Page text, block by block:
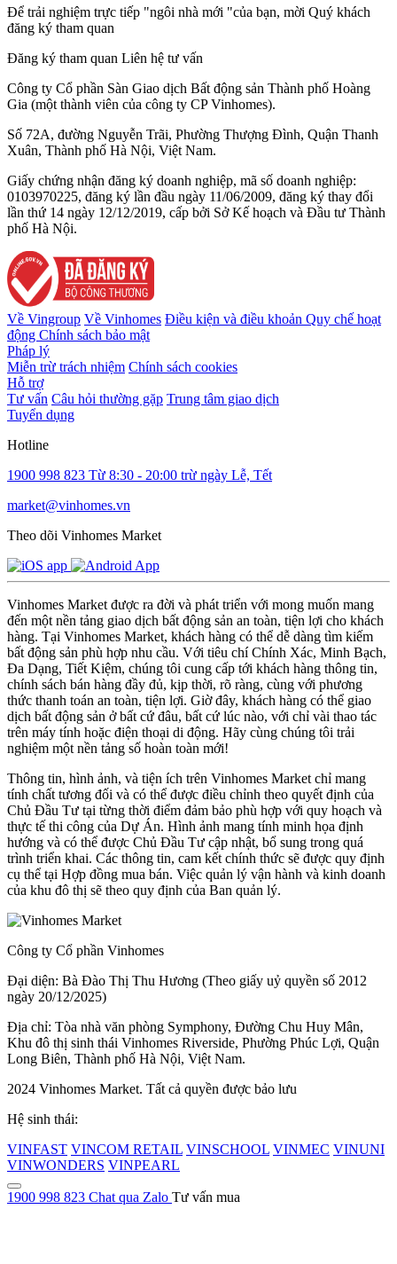
Để trải nghiệm trực tiếp "ngôi nhà mới "của bạn, mời Quý khách
đăng ký tham quan
Đăng ký tham quan Liên hệ tư vấn
Công ty Cổ phần Sàn Giao dịch Bất động sản Thành phố Hoàng
Gia (một thành viên của công ty CP Vinhomes).
Số 72A, đường Nguyễn Trãi, Phường Thượng Đình, Quận Thanh
Xuân, Thành phố Hà Nội, Việt Nam.
Giấy chứng nhận đăng ký doanh nghiệp, mã số doanh nghiệp:
0103970225, đăng ký lần đầu ngày 11/06/2009, đăng ký thay đổi
lần thứ 14 ngày 12/12/2019, cấp bởi Sở Kế hoạch và Đầu tư Thành
phố Hà Nội.
Về Vingroup Về Vinhomes Điều kiện và điều khoản Quy chế hoạt
động Chính sách bảo mật
Pháp lý
Miễn trừ trách nhiệm Chính sách cookies
Hỗ trợ
Tư vấn Câu hỏi thường gặp Trung tâm giao dịch
Tuyển dụng
Hotline
1900 998 823 Từ 8:30 - 20:00 trừ ngày Lễ, Tết
market@vinhomes.vn
Theo dõi Vinhomes Market
Vinhomes Market được ra đời và phát triển với mong muốn mang
đến một nền tảng giao dịch bất động sản an toàn, tiện lợi cho khách
hàng. Tại Vinhomes Market, khách hàng có thể dễ dàng tìm kiếm
bất động sản phù hợp nhu cầu. Với tiêu chí Chính Xác, Minh Bạch,
Đa Dạng, Tiết Kiệm, chúng tôi cung cấp tới khách hàng thông tin,
chính sách bán hàng đầy đủ, kịp thời, rõ ràng, cùng với phương
thức thanh toán an toàn, tiện lợi. Giờ đây, khách hàng có thể giao
dịch bất động sản ở bất cứ đâu, bất cứ lúc nào, với chỉ vài thao tác
trên máy tính hoặc điện thoại di động. Hãy cùng chúng tôi trải
nghiệm một nền tảng số hoàn toàn mới!
Thông tin, hình ảnh, và tiện ích trên Vinhomes Market chỉ mang
tính chất tương đối và có thể được điều chỉnh theo quyết định của
Chủ Đầu Tư tại từng thời điểm đảm bảo phù hợp với quy hoạch và
thực tế thi công của Dự Án. Hình ảnh mang tính minh họa định
hướng và có thể được Chủ Đầu Tư cập nhật, bổ sung trong quá
trình triển khai. Các thông tin, cam kết chính thức sẽ được quy định
cụ thể tại Hợp đồng mua bán. Việc quản lý vận hành và kinh doanh
của khu đô thị sẽ theo quy định của Ban quản lý.
Công ty Cổ phần Vinhomes
Đại diện: Bà Đào Thị Thu Hương (Theo giấy uỷ quyền số 2012
ngày 20/12/2025)
Địa chỉ: Tòa nhà văn phòng Symphony, Đường Chu Huy Mân,
Khu đô thị sinh thái Vinhomes Riverside, Phường Phúc Lợi, Quận
Long Biên, Thành phố Hà Nội, Việt Nam.
2024 Vinhomes Market. Tất cả quyền được bảo lưu
Hệ sinh thái:
VINFAST VINCOM RETAIL VINSCHOOL VINMEC VINUNI
VINWONDERS VINPEARL
1900 998 823 Chat qua Zalo Tư vấn mua